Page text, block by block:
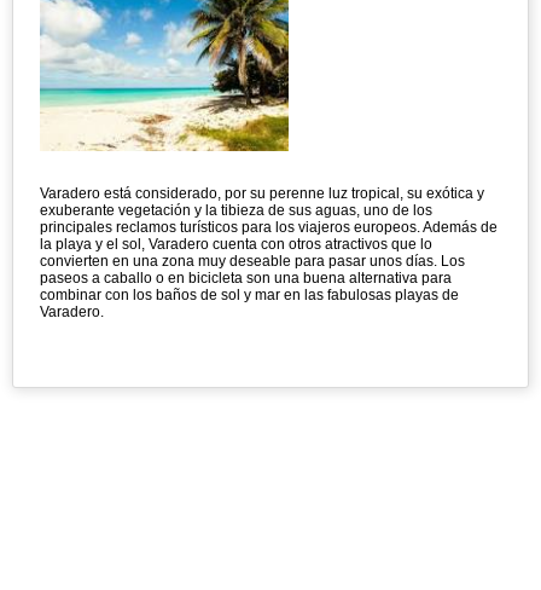
Varadero está considerado, por su perenne luz tropical, su exótica y
exuberante vegetación y la tibieza de sus aguas, uno de los
principales reclamos turísticos para los viajeros europeos. Además de
la playa y el sol, Varadero cuenta con otros atractivos que lo
convierten en una zona muy deseable para pasar unos días. Los
paseos a caballo o en bicicleta son una buena alternativa para
combinar con los baños de sol y mar en las fabulosas playas de
Varadero.